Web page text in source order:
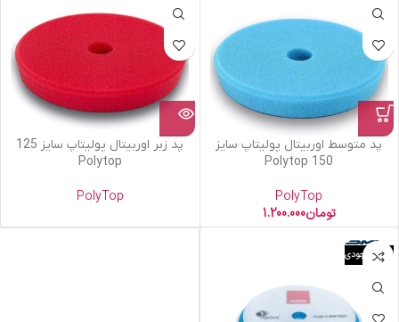
پد متوسط اوربیتال پولیتاپ سایز
150 Polytop
PolyTop
تومان1.200.000
پد زبر اوربیتال پولیتاپ سایز 125
Polytop
PolyTop
اتمام موجودی